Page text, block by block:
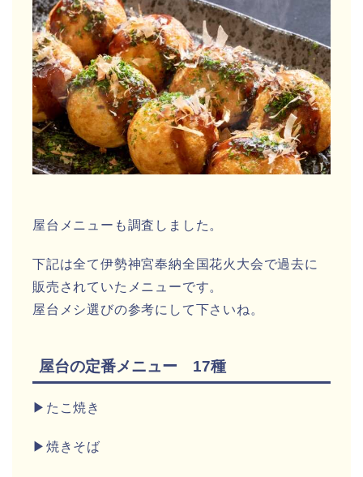
屋台メニューも調査しました。
下記は全て伊勢神宮奉納全国花火大会で過去に
販売されていたメニューです。
屋台メシ選びの参考にして下さいね。
屋台の定番メニュー 17種
▶たこ焼き
▶焼きそば